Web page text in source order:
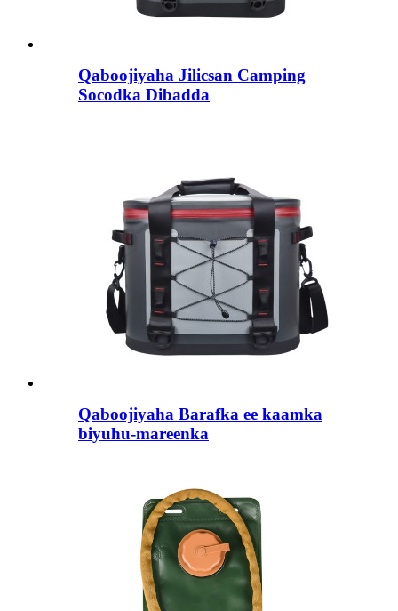
Qaboojiyaha Jilicsan Camping
Socodka Dibadda
Qaboojiyaha Barafka ee kaamka
biyuhu-mareenka